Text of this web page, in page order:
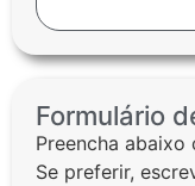
Formulário
Preencha
Se preferir,